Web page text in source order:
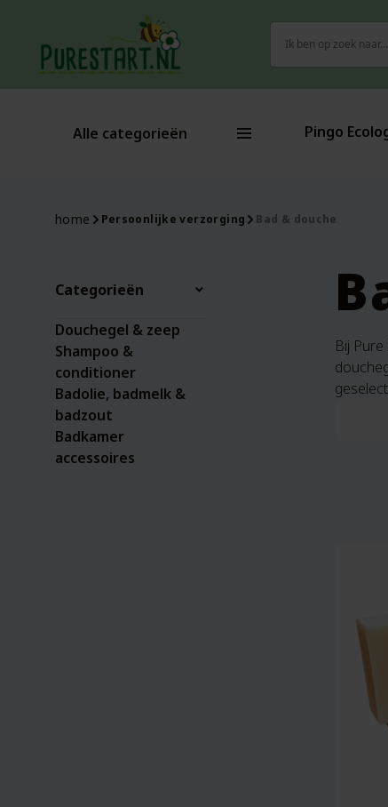
naar:
Alle categorieën Pingo
home Persoonlijke verzorging Bad & douche
Categorieën
Douchegel & zeep
Shampoo &
conditioner
Badolie, badmelk &
badzout
Badkamer
accessoires
Bij